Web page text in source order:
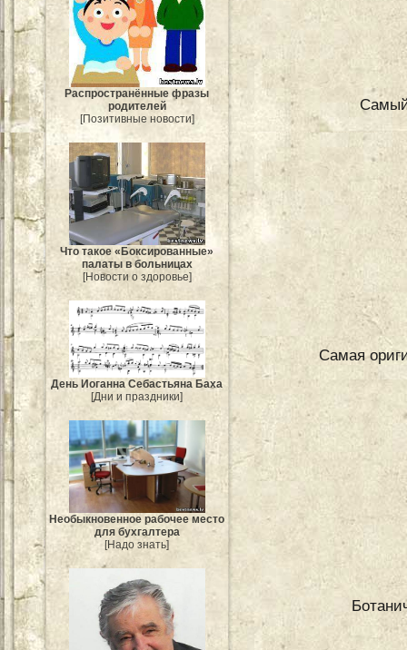
Распространённые фразы
родителей
[Позитивные новости]
Что такое «Боксированные»
палаты в больницах
[Новости о здоровье]
День Иоганна Себастьяна Баха
[Дни и праздники]
Необыкновенное рабочее место
для бухгалтера
[Надо знать]
Самая